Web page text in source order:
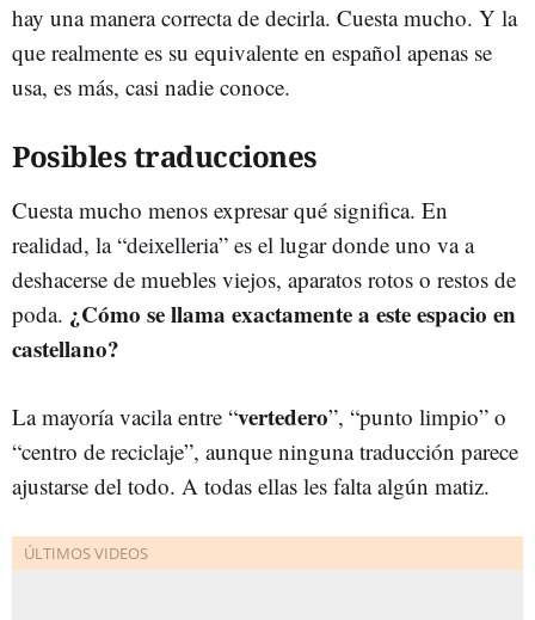
hay una manera correcta de decirla. Cuesta mucho. Y la
que realmente es su equivalente en español apenas se
usa, es más, casi nadie conoce.
Posibles traducciones
Cuesta mucho menos expresar qué significa. En
realidad, la “deixelleria” es el lugar donde uno va a
deshacerse de muebles viejos, aparatos rotos o restos de
poda. ¿Cómo se llama exactamente a este espacio en
castellano?
La mayoría vacila entre “vertedero”, “punto limpio” o
“centro de reciclaje”, aunque ninguna traducción parece
ajustarse del todo. A todas ellas les falta algún matiz.